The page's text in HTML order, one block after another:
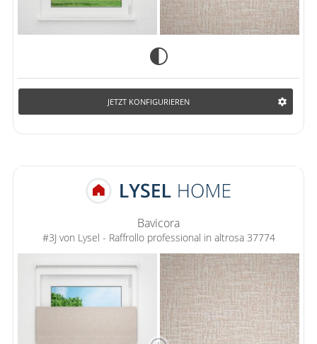
JETZT KONFIGURIEREN
Bavicora
#3J von Lysel - Raffrollo professional in altrosa 37774